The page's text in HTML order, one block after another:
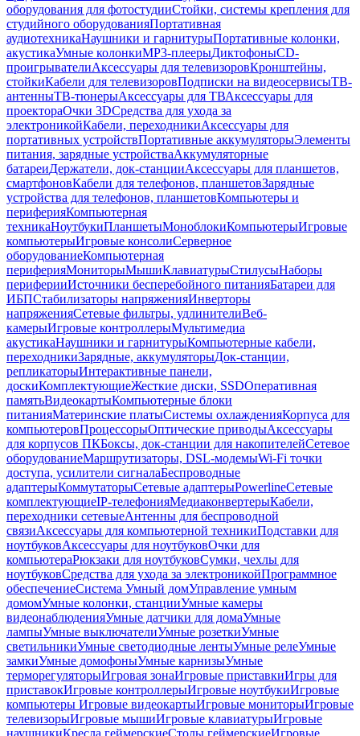
оборудования для фотостудииСтойки, системы крепления для
студийного оборудованияПортативная
аудиотехникаНаушники и гарнитурыПортативные колонки,
акустикаУмные колонкиMP3-плеерыДиктофоныCD-
проигрывателиАксессуары для телевизоровКронштейны,
стойкиКабели для телевизоровПодписки на видеосервисыТВ-
антенныТВ-тюнерыАксессуары для ТВАксессуары для
проектораОчки 3DСредства для ухода за
электроникойКабели, переходникиАксессуары для
портативных устройствПортативные аккумуляторыЭлементы
питания, зарядные устройстваАккумуляторные
батареиДержатели, док-станцииАксессуары для планшетов,
смартфоновКабели для телефонов, планшетовЗарядные
устройства для телефонов, планшетовКомпьютеры и
периферияКомпьютерная
техникаНоутбукиПланшетыМоноблокиКомпьютерыИгровые
компьютерыИгровые консолиСерверное
оборудованиеКомпьютерная
периферияМониторыМышиКлавиатурыСтилусыНаборы
периферииИсточники бесперебойного питанияБатареи для
ИБПСтабилизаторы напряженияИнверторы
напряженияСетевые фильтры, удлинителиВеб-
камерыИгровые контроллерыМультимедиа
акустикаНаушники и гарнитурыКомпьютерные кабели,
переходникиЗарядные, аккумуляторыДок-станции,
репликаторыИнтерактивные панели,
доскиКомплектующиеЖесткие диски, SSDОперативная
памятьВидеокартыКомпьютерные блоки
питанияМатеринские платыСистемы охлажденияКорпуса для
компьютеровПроцессорыОптические приводыАксессуары
для корпусов ПКБоксы, док-станции для накопителейСетевое
оборудованиеМаршрутизаторы, DSL-модемыWi-Fi точки
доступа, усилители сигналаБеспроводные
адаптерыКоммутаторыСетевые адаптерыPowerlineСетевые
комплектующиеIP-телефонияМедиаконвертерыКабели,
переходники сетевыеАнтенны для беспроводной
связиАксессуары для компьютерной техникиПодставки для
ноутбуковАксессуары для ноутбуковОчки для
компьютераРюкзаки для ноутбуковСумки, чехлы для
ноутбуковСредства для ухода за электроникойПрограммное
обеспечениеСистема Умный домУправление умным
домомУмные колонки, станцииУмные камеры
видеонаблюденияУмные датчики для домаУмные
лампыУмные выключателиУмные розеткиУмные
светильникиУмные светодиодные лентыУмные релеУмные
замкиУмные домофоныУмные карнизыУмные
терморегуляторыИгровая зонаИгровые приставкиИгры для
приставокИгровые контроллерыИгровые ноутбукиИгровые
компьютеры Игровые видеокартыИгровые мониторыИгровые
телевизорыИгровые мышиИгровые клавиатурыИгровые
наушникиКресла геймерскиеСтолы геймерскиеИгровые